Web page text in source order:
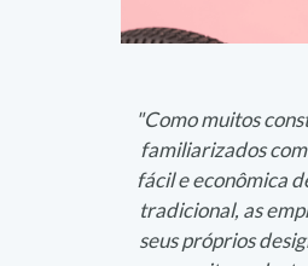
"Como muitos
familiarizados
fácil e econômica
tradicional, as
seus próprios